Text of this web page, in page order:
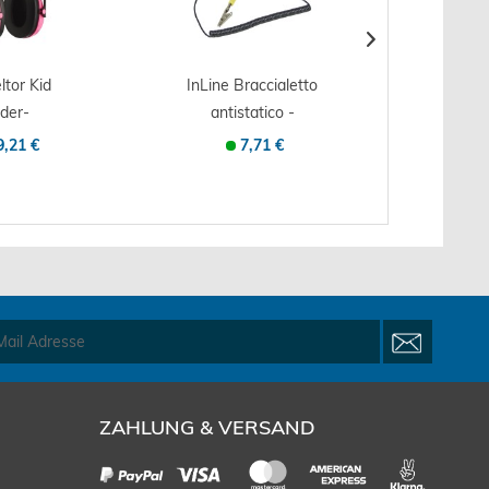
Kid
€
InLine Braccialetto
antistatico -
cinturino...
7,71 €
ZAHLUNG & VERSAND